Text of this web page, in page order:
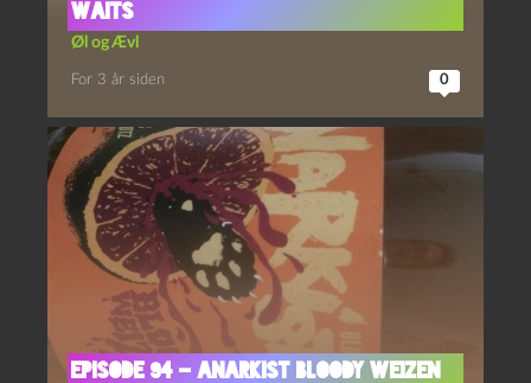
Waits
Øl og Ævl
For 3 år siden 0
Episode 94 – Anarkist Bloody Weizen